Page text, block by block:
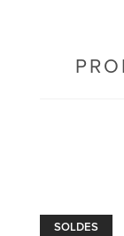
SOLDES